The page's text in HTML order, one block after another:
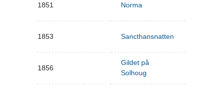
1851 Norma
1853 Sancthansnatten
1856
Gildet på
Solhoug